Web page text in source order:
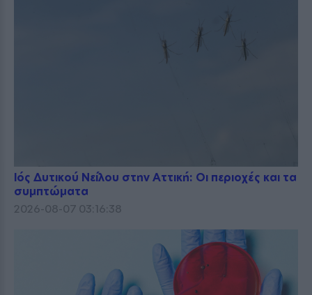
Ιός Δυτικού Νείλου στην Αττική: Οι περιοχές και τα
συμπτώματα
2026-08-07 03:16:38